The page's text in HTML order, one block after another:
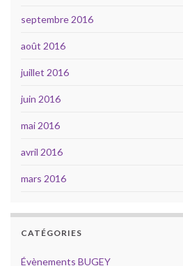
septembre 2016
août 2016
juillet 2016
juin 2016
mai 2016
avril 2016
mars 2016
CATÉGORIES
Évènements BUGEY